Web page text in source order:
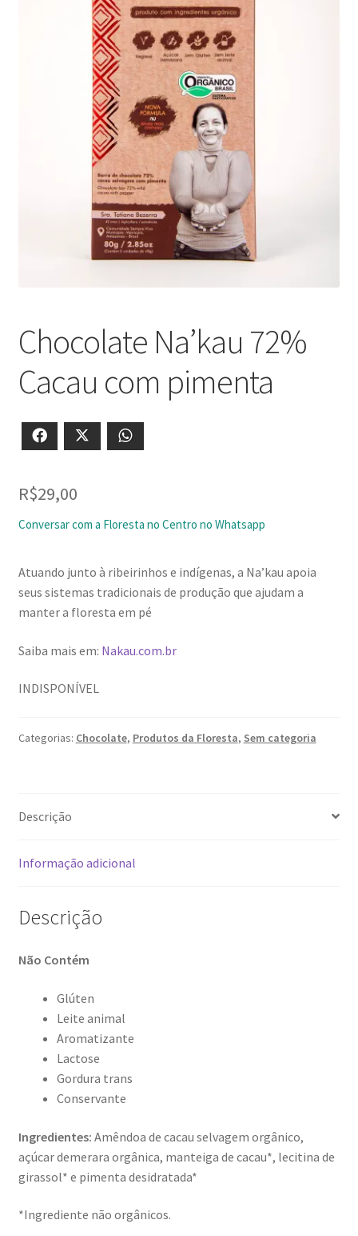
Chocolate Na’kau 72%
Cacau com pimenta
Facebook
R$29,00
Conversar com a Floresta no Centro no Whatsapp
Atuando junto à ribeirinhos e indígenas, a Na’kau apoia
seus sistemas tradicionais de produção que ajudam a
manter a floresta em pé
Saiba mais em: Nakau.com.br
INDISPONÍVEL
Categorias: Chocolate, Produtos da Floresta, Sem categoria
Descrição
Informação adicional
Descrição
Não Contém
Glúten
Leite animal
Aromatizante
Lactose
Gordura trans
Conservante
Ingredientes: Amêndoa de cacau selvagem orgânico,
açúcar demerara orgânica, manteiga de cacau*, lecitina de
girassol* e pimenta desidratada*
*Ingrediente não orgânicos.